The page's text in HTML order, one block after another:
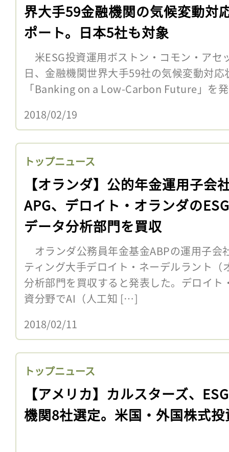
界大手59金融機関の気候変動対
ポート。日本5社も対象
米ESG投資運用ボストン・コモン・アセ
日、金融機関世界大手59社の気候変動対
「Banking on a Low-Carbon Future」を
2018/02/19
トップニュース
【オランダ】公的年金運用子会
APG、デロイト・オランダの
データ分析部門を買収
オランダ公務員年金基金ABPの運用子会
ティング大手デロイト・ネーデルラント（
分析部門を買収すると発表した。デロイト
資分野でAI（人工知 […]
2018/02/11
トップニュース
【アメリカ】カルスターズ、
機関8社選定。米国・外国株式投